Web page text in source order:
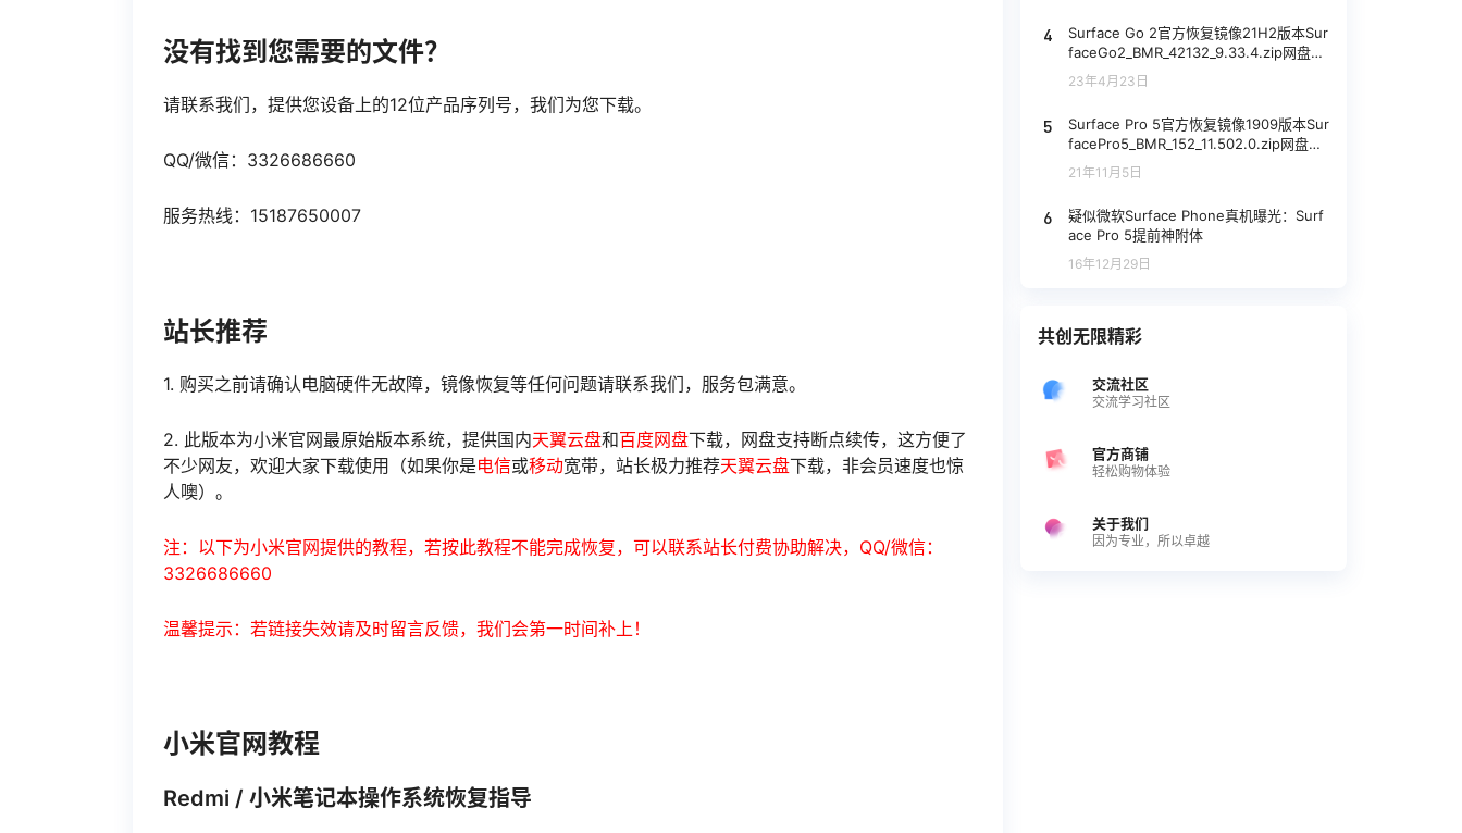
没有找到您需要的文件？
请联系我们，提供您设备上的12位产品序列号，我们为您下载。
QQ/微信：3326686660
服务热线：15187650007
站长推荐
1. 购买之前请确认电脑硬件无故障，镜像恢复等任何问题请联系我们，服务包满意。
2. 此版本为小米官网最原始版本系统，提供国内天翼云盘和百度网盘下载，网盘支持断点续传，这方便了
不少网友，欢迎大家下载使用（如果你是电信或移动宽带，站长极力推荐天翼云盘下载，非会员速度也惊
人噢）。
注：以下为小米官网提供的教程，若按此教程不能完成恢复，可以联系站长付费协助解决，QQ/微信：
3326686660
温馨提示：若链接失效请及时留言反馈，我们会第一时间补上！
小米官网教程
Redmi / 小米笔记本操作系统恢复指导
4
Surface Go 2官方恢复镜像21H2版本Sur
faceGo2_BMR_42132_9.33.4.zip网盘下
23年4月23日
5
Surface Pro 5官方恢复镜像1909版本Sur
facePro5_BMR_152_11.502.0.zip网盘下
21年11月5日
6
疑似微软Surface Phone真机曝光：Surf
ace Pro 5提前神附体
16年12月29日
共创无限精彩
交流社区
交流学习社区
官方商铺
轻松购物体验
关于我们
因为专业，所以卓越